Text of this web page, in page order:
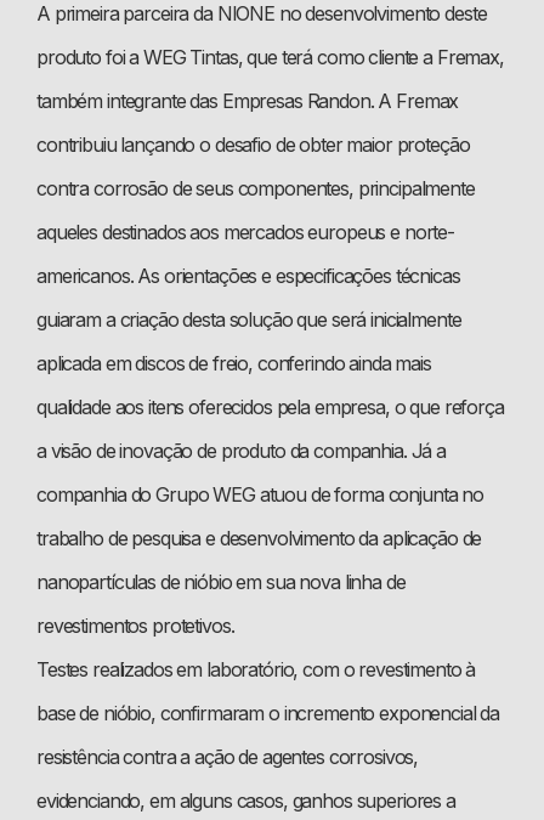
A primeira parceira da NIONE no desenvolvimento deste
produto foi a WEG Tintas, que terá como cliente a Fremax,
também integrante das Empresas Randon. A Fremax
contribuiu lançando o desafio de obter maior proteção
contra corrosão de seus componentes, principalmente
aqueles destinados aos mercados europeus e norte-
americanos. As orientações e especificações técnicas
guiaram a criação desta solução que será inicialmente
aplicada em discos de freio, conferindo ainda mais
qualidade aos itens oferecidos pela empresa, o que reforça
a visão de inovação de produto da companhia. Já a
companhia do Grupo WEG atuou de forma conjunta no
trabalho de pesquisa e desenvolvimento da aplicação de
nanopartículas de nióbio em sua nova linha de
revestimentos protetivos.
Testes realizados em laboratório, com o revestimento à
base de nióbio, confirmaram o incremento exponencial da
resistência contra a ação de agentes corrosivos,
evidenciando, em alguns casos, ganhos superiores a